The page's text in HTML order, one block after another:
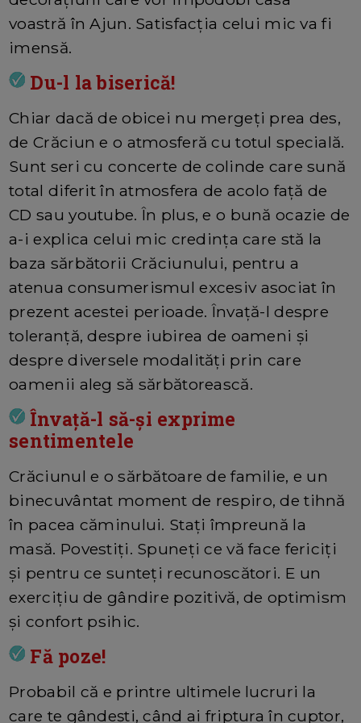
voastră în Ajun. Satisfacția celui mic va fi
imensă.
Du-l la biserică!
Chiar dacă de obicei nu mergeți prea des,
de Crăciun e o atmosferă cu totul specială.
Sunt seri cu concerte de colinde care sună
total diferit în atmosfera de acolo față de
CD sau youtube. În plus, e o bună ocazie de
a-i explica celui mic credința care stă la
baza sărbătorii Crăciunului, pentru a
atenua consumerismul excesiv asociat în
prezent acestei perioade. Învață-l despre
toleranță, despre iubirea de oameni și
despre diversele modalități prin care
oamenii aleg să sărbătorească.
Învață-l să-și exprime
sentimentele
Crăciunul e o sărbătoare de familie, e un
binecuvântat moment de respiro, de tihnă
în pacea căminului. Stați împreună la
masă. Povestiți. Spuneți ce vă face fericiți
și pentru ce sunteți recunoscători. E un
exercițiu de gândire pozitivă, de optimism
și confort psihic.
Fă poze!
Probabil că e printre ultimele lucruri la
care te gândești, când ai friptura în cuptor,